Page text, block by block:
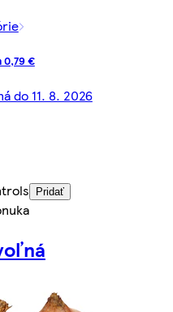
0,79 €
do 11. 8. 2026
Pridať